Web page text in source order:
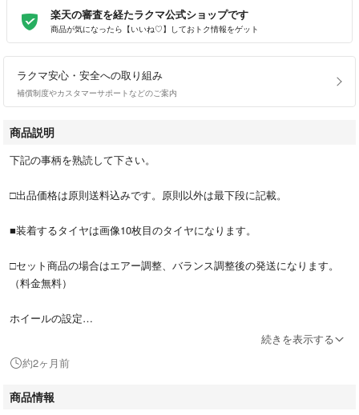
楽天の審査を経たラクマ公式ショップです
商品が気になったら【いいね♡】しておトク情報をゲット
ラクマ安心・安全への取り組み
補償制度やカスタマーサポートなどのご案内
商品説明
下記の事柄を熟読して下さい。
□出品価格は原則送料込みです。原則以外は最下段に記載。
■装着するタイヤは画像10枚目のタイヤになります。
□セット商品の場合はエアー調整、バランス調整後の発送になります。
（料金無料）
ホイールの設定
PCD：112/5H ハブ径：66.6パイ
タイヤの銘柄
続きを表示する
約2ヶ月前
商品情報